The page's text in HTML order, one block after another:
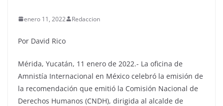
enero 11, 2022 Redaccion
Por David Rico
Mérida, Yucatán, 11 enero de 2022.- La oficina de
Amnistía Internacional en México celebró la emisión de
la recomendación que emitió la Comisión Nacional de
Derechos Humanos (CNDH), dirigida al alcalde de